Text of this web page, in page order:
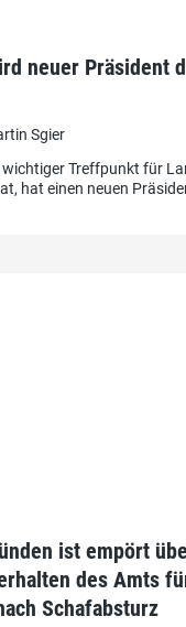
neuer Präsident
Sgier
wichtiger Treffpunkt für
hat einen neuen
ist empört
des Amts
Schafabsturz